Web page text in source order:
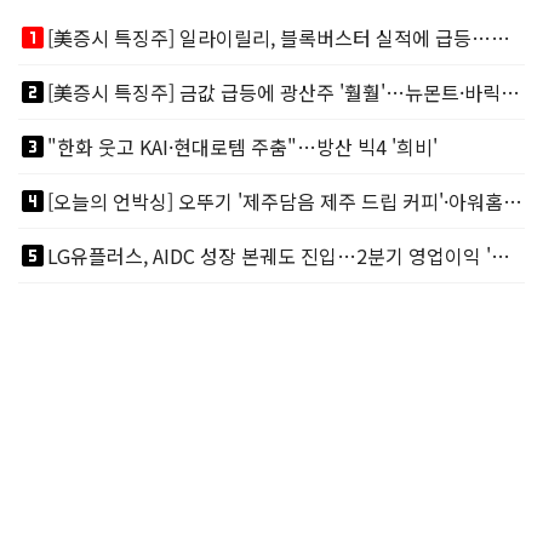
looks_one
[美증시 특징주] 일라이릴리, 블록버스터 실적에 급등…마운자로 매출 폭발
looks_two
[美증시 특징주] 금값 급등에 광산주 '훨훨'…뉴몬트·바릭마이닝 주도
looks_3"한화 웃고 KAI·현대로템 주춤"…방산 빅4 '희비'
looks_4
[오늘의 언박싱] 오뚜기 '제주담음 제주 드립 커피'·아워홈 ‘갓석박지’ 外
looks_5
LG유플러스, AIDC 성장 본궤도 진입…2분기 영업이익 '역대 최대'